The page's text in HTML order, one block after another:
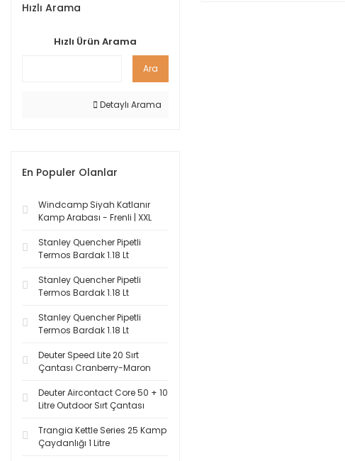
Hızlı Arama
Hızlı Ürün Arama
Ara
Detaylı Arama
En Populer Olanlar
Windcamp Siyah Katlanır
Kamp Arabası - Frenli | XXL
Stanley Quencher Pipetli
Termos Bardak 1.18 Lt
Stanley Quencher Pipetli
Termos Bardak 1.18 Lt
Stanley Quencher Pipetli
Termos Bardak 1.18 Lt
Deuter Speed Lite 20 Sırt
Çantası Cranberry-Maron
Deuter Aircontact Core 50 + 10
Litre Outdoor Sırt Çantası
Trangia Kettle Series 25 Kamp
Çaydanlığı 1 Litre